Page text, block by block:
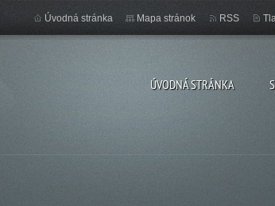
ÚVODNÁ STRÁNKA
Úvodná stránka Mapa stránok RSS